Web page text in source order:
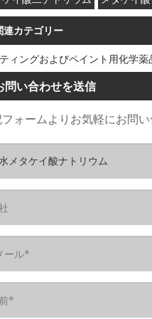
連カテゴリー
ィングおよびペイント用化学薬
問い合わせを送信
ォームよりお気軽にお問